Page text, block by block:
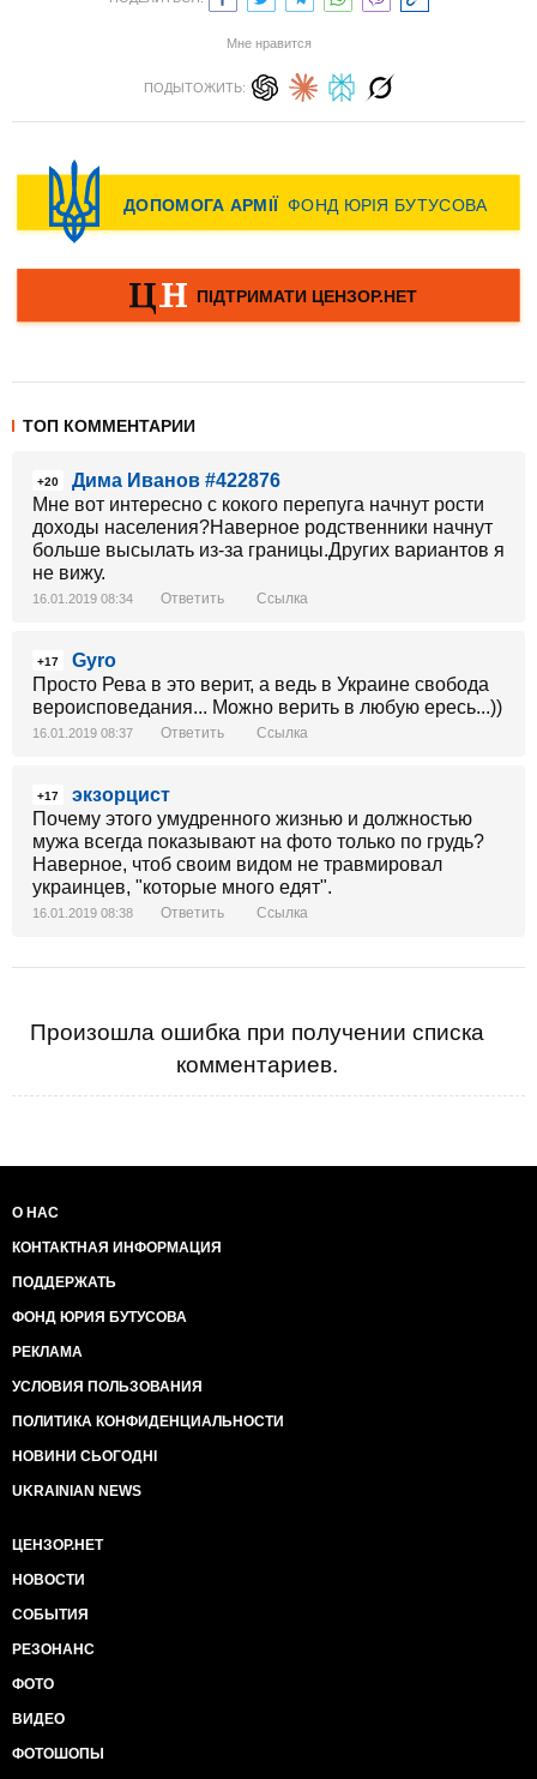
Мне нравится
ПОДЫТОЖИТЬ:
ТОП КОММЕНТАРИИ
+20
Дима Иванов #422876
Мне вот интересно с кокого перепуга начнут рости
доходы населения?Наверное родственники начнут
больше высылать из-за границы.Других вариантов я
не вижу.
16.01.2019 08:34 Ответить Ссылка
+17
Gyro
Просто Рева в это верит, а ведь в Украине свобода
вероисповедания... Можно верить в любую ересь...))
16.01.2019 08:37 Ответить Ссылка
+17
экзорцист
Почему этого умудренного жизнью и должностью
мужа всегда показывают на фото только по грудь?
Наверное, чтоб своим видом не травмировал
украинцев, "которые много едят".
16.01.2019 08:38 Ответить Ссылка
Произошла ошибка при получении списка
комментариев.
О НАС
КОНТАКТНАЯ ИНФОРМАЦИЯ
ПОДДЕРЖАТЬ
ФОНД ЮРИЯ БУТУСОВА
РЕКЛАМА
УСЛОВИЯ ПОЛЬЗОВАНИЯ
ПОЛИТИКА КОНФИДЕНЦИАЛЬНОСТИ
НОВИНИ СЬОГОДНІ
UKRAINIAN NEWS
ЦЕНЗОР.НЕТ
НОВОСТИ
СОБЫТИЯ
РЕЗОНАНС
ФОТО
ВИДЕО
ФОТОШОПЫ